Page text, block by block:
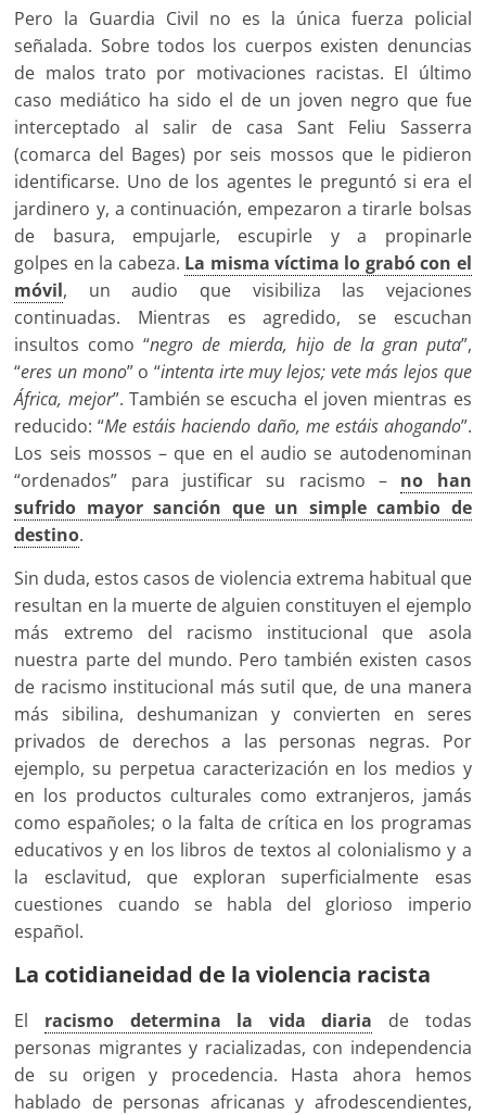
Pero la Guardia Civil no es la única fuerza policial
señalada. Sobre todos los cuerpos existen denuncias
de malos trato por motivaciones racistas. El último
caso mediático ha sido el de un joven negro que fue
interceptado al salir de casa Sant Feliu Sasserra
(comarca del Bages) por seis mossos que le pidieron
identificarse. Uno de los agentes le preguntó si era el
jardinero y, a continuación, empezaron a tirarle bolsas
de basura, empujarle, escupirle y a propinarle
golpes en la cabeza. La misma víctima lo grabó con el
móvil, un audio que visibiliza las vejaciones
continuadas. Mientras es agredido, se escuchan
insultos como “negro de mierda, hijo de la gran puta”,
“eres un mono” o “intenta irte muy lejos; vete más lejos que
África, mejor”. También se escucha el joven mientras es
reducido: “Me estáis haciendo daño, me estáis ahogando”.
Los seis mossos – que en el audio se autodenominan
“ordenados” para justificar su racismo – no han
sufrido mayor sanción que un simple cambio de
destino.
Sin duda, estos casos de violencia extrema habitual que
resultan en la muerte de alguien constituyen el ejemplo
más extremo del racismo institucional que asola
nuestra parte del mundo. Pero también existen casos
de racismo institucional más sutil que, de una manera
más sibilina, deshumanizan y convierten en seres
privados de derechos a las personas negras. Por
ejemplo, su perpetua caracterización en los medios y
en los productos culturales como extranjeros, jamás
como españoles; o la falta de crítica en los programas
educativos y en los libros de textos al colonialismo y a
la esclavitud, que exploran superficialmente esas
cuestiones cuando se habla del glorioso imperio
español.
La cotidianeidad de la violencia racista
El racismo determina la vida diaria de todas
personas migrantes y racializadas, con independencia
de su origen y procedencia. Hasta ahora hemos
hablado de personas africanas y afrodescendientes,